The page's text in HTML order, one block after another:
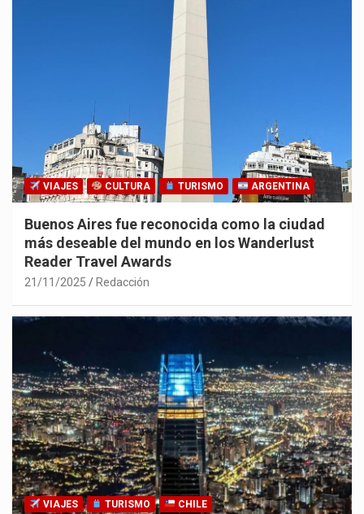
VIAJES CULTURA TURISMO ARGENTINA
Buenos Aires fue reconocida como la ciudad
más deseable del mundo en los Wanderlust
Reader Travel Awards
21/11/2025 Redacción
VIAJES TURISMO CHILE